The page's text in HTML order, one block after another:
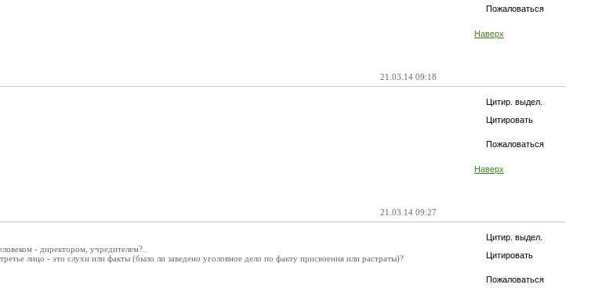
Пожаловаться
Наверх
21.03.14 09:18
Цитир. выдел.
Цитировать
Пожаловаться
Наверх
21.03.14 09:27
Цитир. выдел.
Цитировать
Пожаловаться
- директором, учредителем?..
лицо - это слухи или факты (было ли заведено уголовное дело по факту присвоения или растраты)?